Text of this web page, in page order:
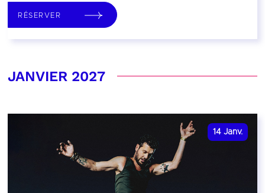
RÉSERVER
JANVIER 2027
14 Janv.